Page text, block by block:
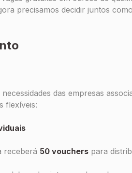
precisamos decidir juntos
das empresas
flexíveis:
receberá 50 vouchers para